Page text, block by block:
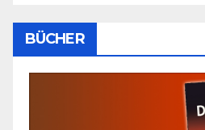
BÜCHER